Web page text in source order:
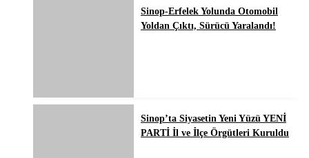
Sinop-Erfelek Yolunda Otomobil
Yoldan Çıktı, Sürücü Yaralandı!
Sinop’ta Siyasetin Yeni Yüzü YENİ
PARTİ İl ve İlçe Örgütleri Kuruldu